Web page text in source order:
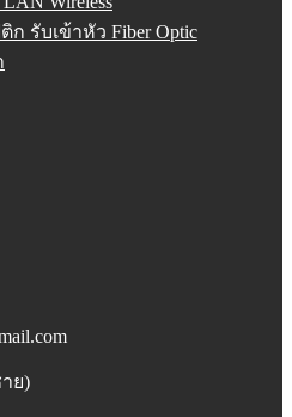
รับเข้าหัว Fiber Optic
าย)